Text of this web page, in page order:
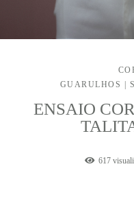
GUARULHOS |
ENSAIO
617